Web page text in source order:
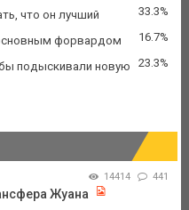
что он лучший 33.3%
форвардом 16.7%
подыскивали новую
23.3%
14414 441
Жуана